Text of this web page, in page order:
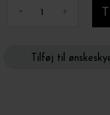
- +
Tilføj til